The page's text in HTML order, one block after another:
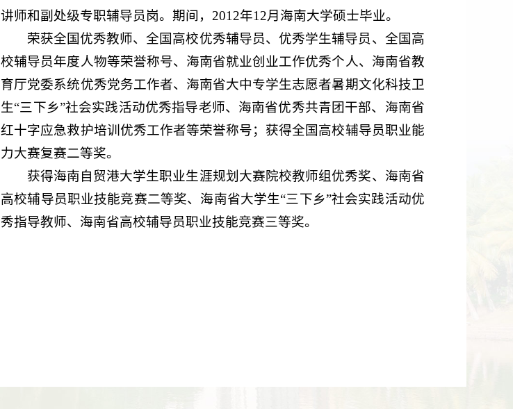
讲师和副处级专职辅导员岗。期间，2012年12月海南大学硕士毕业。
荣获全国优秀教师、全国高校优秀辅导员、优秀学生辅导员、全国高
校辅导员年度人物等荣誉称号、海南省就业创业工作优秀个人、海南省教
育厅党委系统优秀党务工作者、海南省大中专学生志愿者暑期文化科技卫
生“三下乡”社会实践活动优秀指导老师、海南省优秀共青团干部、海南省
红十字应急救护培训优秀工作者等荣誉称号；获得全国高校辅导员职业能
力大赛复赛二等奖。
获得海南自贸港大学生职业生涯规划大赛院校教师组优秀奖、海南省
高校辅导员职业技能竞赛二等奖、海南省大学生“三下乡”社会实践活动优
秀指导教师、海南省高校辅导员职业技能竞赛三等奖。